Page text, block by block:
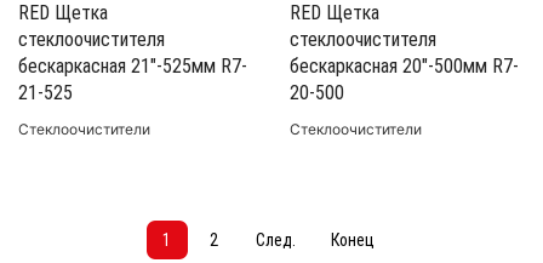
RED Щетка
стеклоочистителя
бескаркасная 21"-525мм R7-
21-525
Стеклоочистители
RED Щетка
стеклоочистителя
бескаркасная 20"-500мм R7-
20-500
Стеклоочистители
1 2 След. Конец